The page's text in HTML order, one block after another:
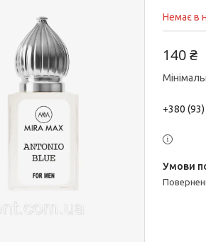
Немає в
140 ₴
+380